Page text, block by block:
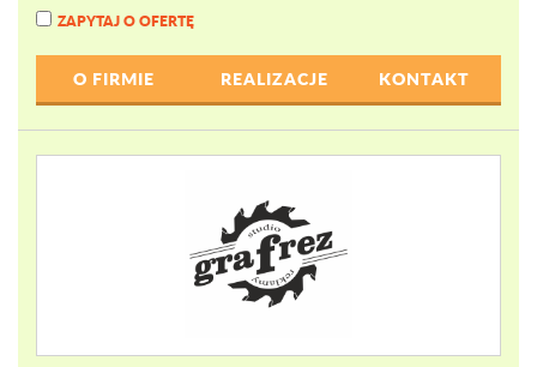
ZAPYTAJ O OFERTĘ
O FIRMIE REALIZACJE KONTAKT